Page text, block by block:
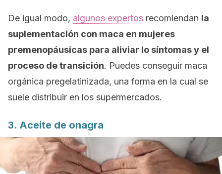
De igual modo, algunos expertos recomiendan la
suplementación con maca en mujeres
premenopáusicas para aliviar lo síntomas y el
proceso de transición. Puedes conseguir maca
orgánica pregelatinizada, una forma en la cual se
suele distribuir en los supermercados.
3. Aceite de onagra